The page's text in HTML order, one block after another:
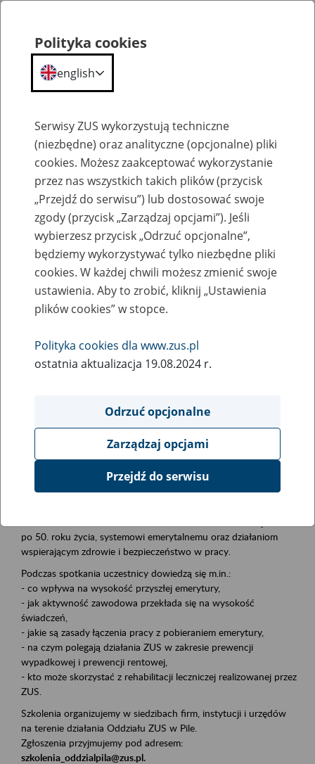
Szkolenia
Zaproś ZUS do swojej organizacji -
Aktywni 50+
Rodzaj wydarzenia
Szkolenia
płatnicy, ubezpieczeni, świadczeniobiorcy
Event description
Zapraszamy pracodawców, instytucje i organizacje do udziału w
po 50. roku życia, systemowi emerytalnemu oraz działaniom
wspierającym zdrowie i bezpieczeństwo w pracy.
Podczas spotkania uczestnicy dowiedzą się m.in.:
- co wpływa na wysokość przyszłej emerytury,
- jak aktywność zawodowa przekłada się na wysokość
świadczeń,
- jakie są zasady łączenia pracy z pobieraniem emerytury,
- na czym polegają działania ZUS w zakresie prewencji
wypadkowej i prewencji rentowej,
- kto może skorzystać z rehabilitacji leczniczej realizowanej przez
ZUS.
Szkolenia organizujemy w siedzibach firm, instytucji i urzędów
na terenie działania Oddziału ZUS w Pile.
Zgłoszenia przyjmujemy pod adresem:
szkolenia_oddzialpila@zus.pl.
Polityka cookies
english
Serwisy ZUS wykorzystują techniczne
(niezbędne) oraz analityczne (opcjonalne) pliki
cookies. Możesz zaakceptować wykorzystanie
przez nas wszystkich takich plików (przycisk
„Przejdź do serwisu”) lub dostosować swoje
zgody (przycisk „Zarządzaj opcjami”). Jeśli
wybierzesz przycisk „Odrzuć opcjonalne”,
będziemy wykorzystywać tylko niezbędne pliki
cookies. W każdej chwili możesz zmienić swoje
ustawienia. Aby to zrobić, kliknij „Ustawienia
plików cookies” w stopce.
Polityka cookies dla www.zus.pl
ostatnia aktualizacja 19.08.2024 r.
Odrzuć opcjonalne
Zarządzaj opcjami
Przejdź do serwisu